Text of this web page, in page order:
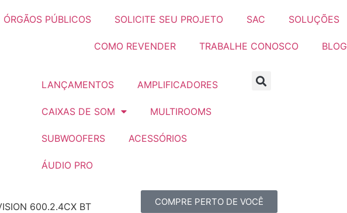
ÓRGÃOS PÚBLICOS SOLICITE SEU PROJETO SAC SOLUÇÕES
COMO REVENDER TRABALHE CONOSCO BLOG
LANÇAMENTOS AMPLIFICADORES
CAIXAS DE SOM MULTIROOMS
SUBWOOFERS ACESSÓRIOS
ÁUDIO PRO
600.2.4CX BT COMPRE PERTO DE VOCÊ